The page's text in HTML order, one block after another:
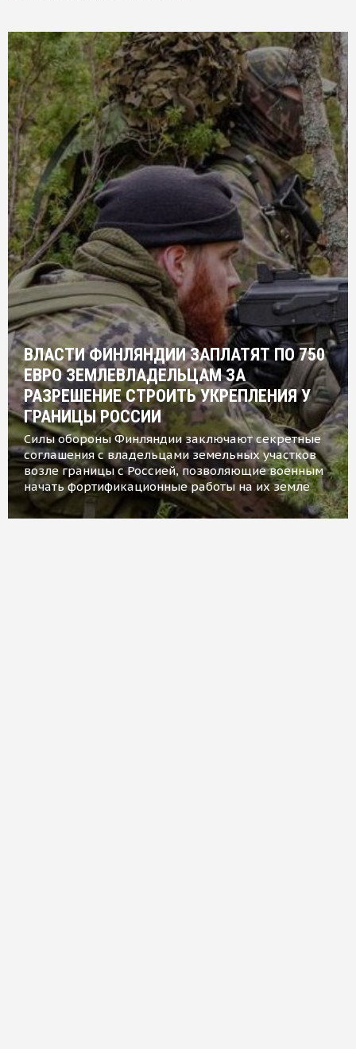
ВЛАСТИ ФИНЛЯНДИИ ЗАПЛАТЯТ ПО 750
ЕВРО ЗЕМЛЕВЛАДЕЛЬЦАМ ЗА
РАЗРЕШЕНИЕ СТРОИТЬ УКРЕПЛЕНИЯ У
ГРАНИЦЫ РОССИИ
Силы обороны Финляндии заключают секретные
соглашения с владельцами земельных участков
возле границы с Россией, позволяющие военным
начать фортификационные работы на их земле